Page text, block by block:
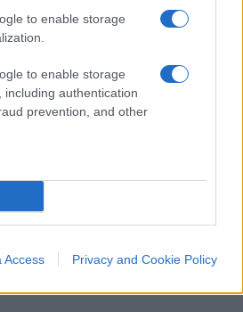
to enable storage
to enable storage
including authentication
prevention, and other
Access Privacy and Cookie Policy
.